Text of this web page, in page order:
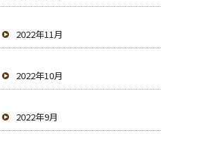
2022年11月
2022年10月
2022年9月